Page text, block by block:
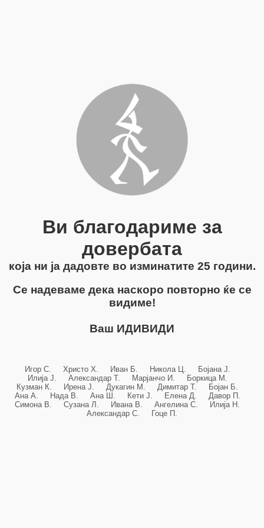
Ви благодариме за
довербата
која ни ја дадовте во изминатите 25 години.
Се надеваме дека наскоро повторно ќе се
видиме!
Ваш ИДИВИДИ
Игор С. Христо Х. Иван Б. Никола Ц. Бојана Ј.
Илија Ј. Александар Т. Марјанчо И. Боркица М.
Кузман К. Ирена Ј. Дукагин М. Димитар Т. Бојан Б.
Ана А. Нада В. Ана Ш. Кети Ј. Елена Д. Давор П.
Симона В. Сузана Л. Ивана В. Ангелина С. Илија Н.
Александар С. Гоце П.